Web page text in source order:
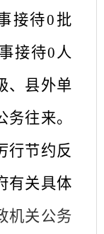
接待0批
接待0人
、县外单
务往来。
行节约反
有关具体
机关公务